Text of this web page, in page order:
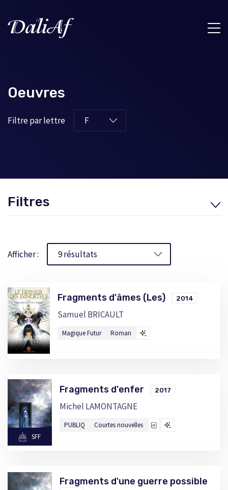
Oeuvres
Filtre par lettre
Filtres
Afficher :
Fragments d'âmes (Les) 2014
Samuel BRICAULT
Magique Futur Roman
SFF
Fragments d'enfer 2017
Michel LAMONTAGNE
PUBLIQ Courtes nouvelles
Fragments d'une guerre possible